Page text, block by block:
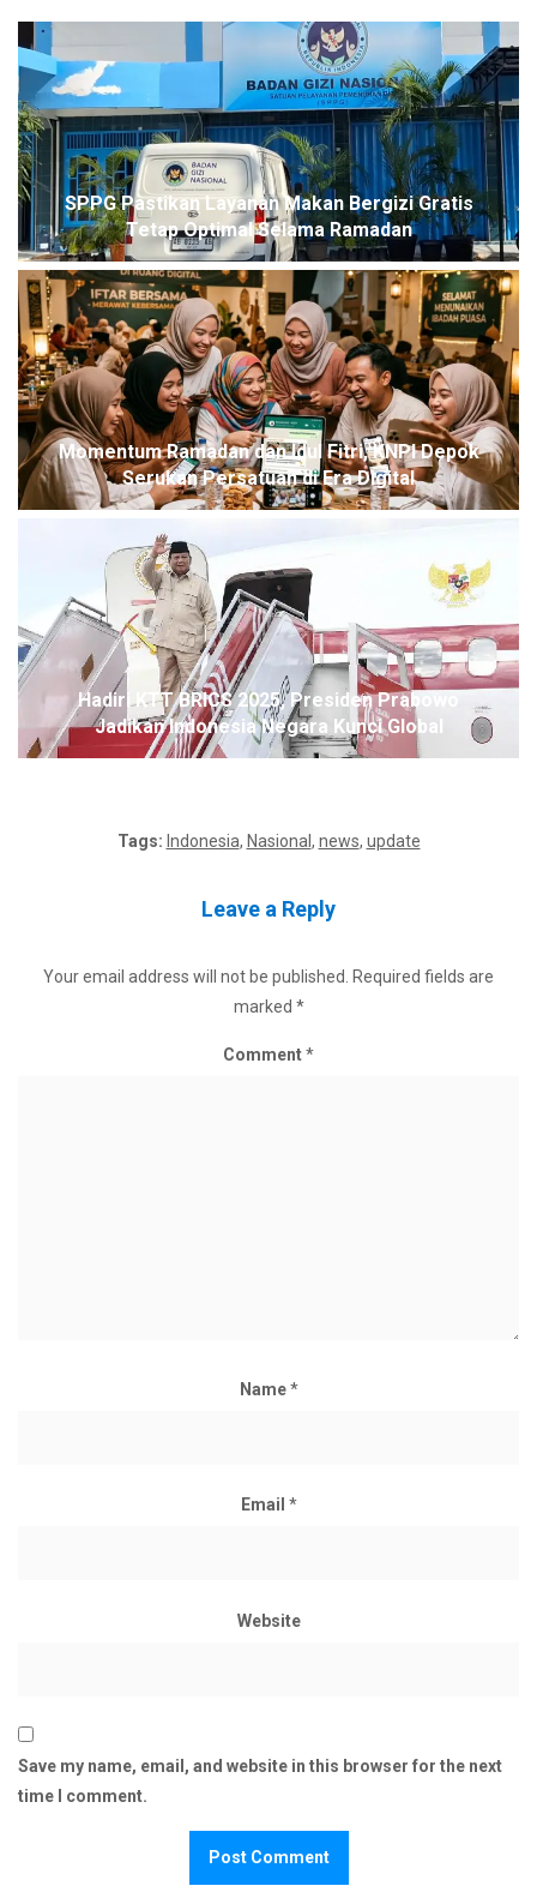
SPPG Pastikan Layanan Makan Bergizi Gratis
Tetap Optimal Selama Ramadan
Momentum Ramadan dan Idul Fitri, KNPI Depok
Serukan Persatuan di Era Digital
Hadiri KTT BRICS 2025, Presiden Prabowo
Jadikan Indonesia Negara Kunci Global
Tags: Indonesia, Nasional , news, update
Leave a Reply
Your email address will not be published.
Required fields are
marked *
Comment*
Name*
Email *
Website
Save my name, email, and website in this browser for the next
time I comment.